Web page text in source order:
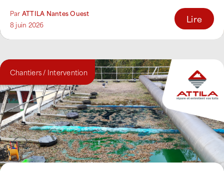
Par ATTILA Nantes Ouest
8 juin 2026
Lire
Chantiers / Intervention